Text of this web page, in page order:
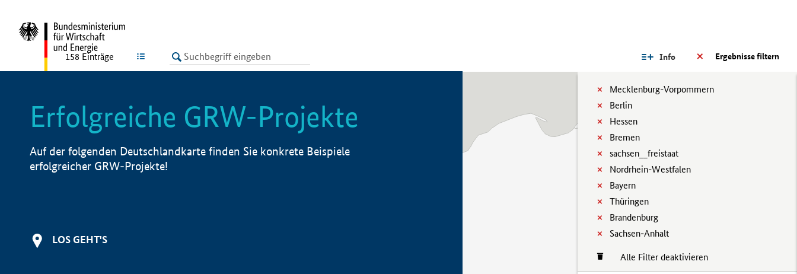
LISTE Ergebnisse filtern
Info
Mecklenburg-Vorpommern
Berlin
Hessen
Bremen
sachsen__freistaat
Nordrhein-Westfalen
Bayern
Thüringen
Brandenburg
Sachsen-Anhalt
Alle Filter deaktivieren
158 Einträge
Erfolgreiche GRW-Projekte
Auf der folgenden Deutschlandkarte finden Sie konkrete Beispiele
erfolgreicher GRW-Projekte!
LOS GEHT'S